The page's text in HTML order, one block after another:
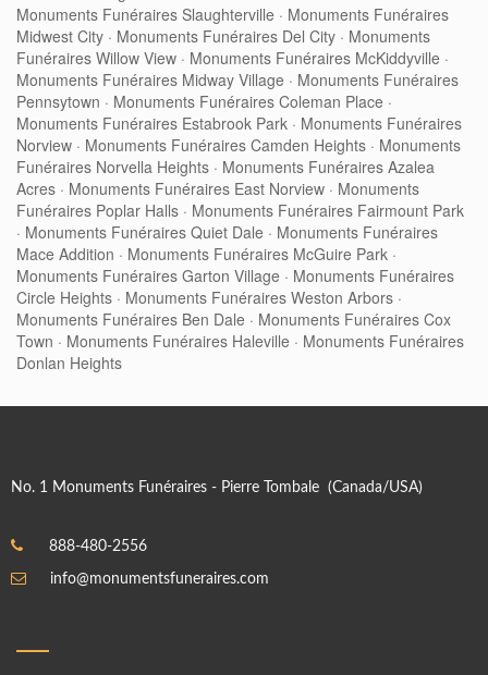
Monuments Funéraires Slaughterville · Monuments Funéraires
Midwest City · Monuments Funéraires Del City · Monuments
Funéraires Willow View · Monuments Funéraires McKiddyville ·
Monuments Funéraires Midway Village · Monuments Funéraires
Pennsytown · Monuments Funéraires Coleman Place ·
Monuments Funéraires Estabrook Park · Monuments Funéraires
Norview · Monuments Funéraires Camden Heights · Monuments
Funéraires Norvella Heights · Monuments Funéraires Azalea
Acres · Monuments Funéraires East Norview · Monuments
Funéraires Poplar Halls · Monuments Funéraires Fairmount Park
· Monuments Funéraires Quiet Dale · Monuments Funéraires
Mace Addition · Monuments Funéraires McGuire Park ·
Monuments Funéraires Garton Village · Monuments Funéraires
Circle Heights · Monuments Funéraires Weston Arbors ·
Monuments Funéraires Ben Dale · Monuments Funéraires Cox
Town · Monuments Funéraires Haleville · Monuments Funéraires
Donlan Heights
No. 1 Monuments Funéraires - Pierre Tombale (Canada/USA)
888-480-2556
info@monumentsfuneraires.com